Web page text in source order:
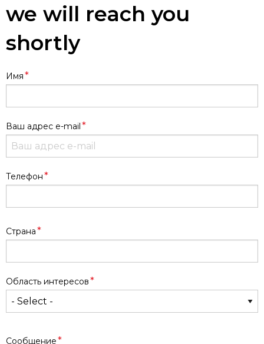
we will reach you
shortly
Имя*
Ваш адрес e-mail*
Телефон*
Address
Страна*
Область интересов*
Сообщение*